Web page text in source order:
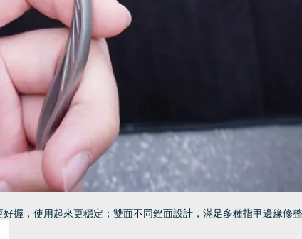
握，使用起來更穩定；雙面不同銼面設計，滿足多種指甲邊緣修